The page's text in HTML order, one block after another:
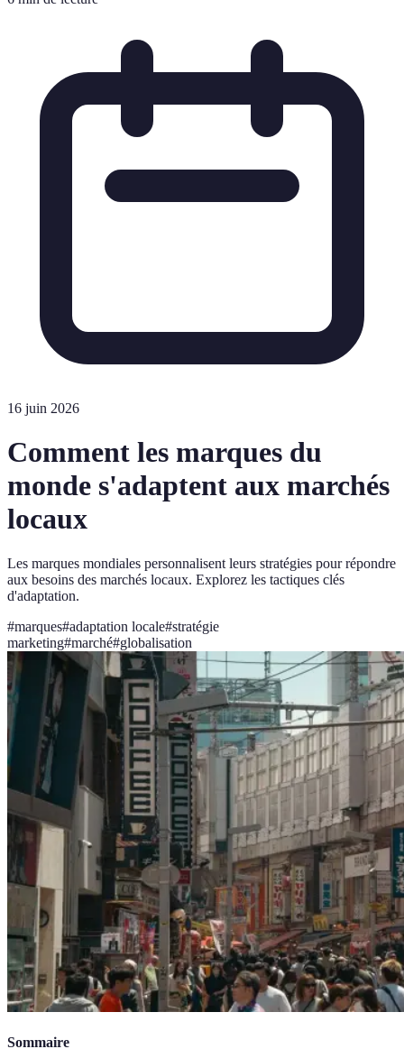
16 juin 2026
Comment les marques du
monde s'adaptent aux marchés
locaux
Les marques mondiales personnalisent leurs stratégies pour répondre
aux besoins des marchés locaux. Explorez les tactiques clés
d'adaptation.
#marques#adaptation locale#stratégie
marketing#marché#globalisation
Sommaire